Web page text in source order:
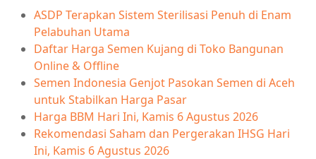
ASDP Terapkan Sistem Sterilisasi Penuh di Enam
Pelabuhan Utama
Daftar Harga Semen Kujang di Toko Bangunan
Online & Offline
Semen Indonesia Genjot Pasokan Semen di Aceh
untuk Stabilkan Harga Pasar
Harga BBM Hari Ini, Kamis 6 Agustus 2026
Rekomendasi Saham dan Pergerakan IHSG Hari
Ini, Kamis 6 Agustus 2026